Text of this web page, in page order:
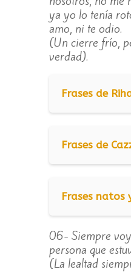
ya yo lo tenía
amo, ni te odio.
(Un cierre frío,
verdad).
Frases de
Frases de
Frases natos
06- Siempre
persona que
(La lealtad